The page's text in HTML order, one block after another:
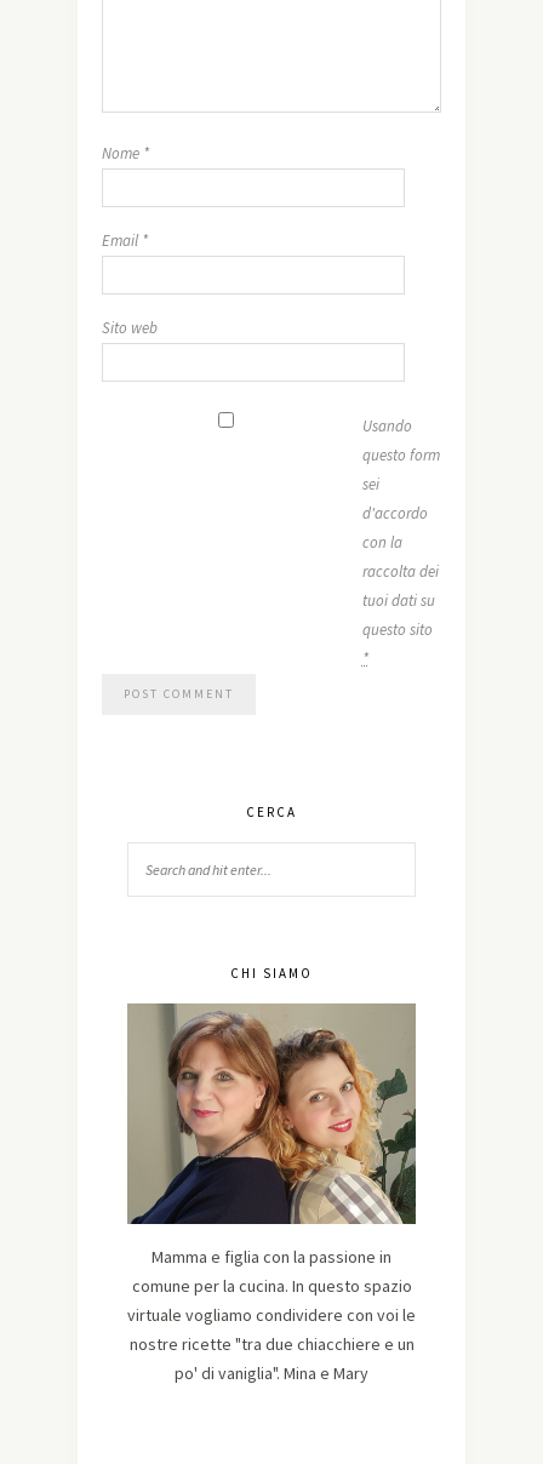
Nome *
Email *
Sito web
Usando
questo form
sei
d'accordo
con la
raccolta dei
tuoi dati su
questo sito
*
CERCA
CHI SIAMO
Mamma e figlia con la passione in
comune per la cucina. In questo spazio
virtuale vogliamo condividere con voi le
nostre ricette "tra due chiacchiere e un
po' di vaniglia". Mina e Mary